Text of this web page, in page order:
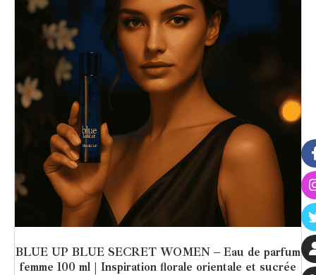
BLUE UP BLUE SECRET WOMEN – Eau de parfum
femme 100 ml | Inspiration florale orientale et sucrée